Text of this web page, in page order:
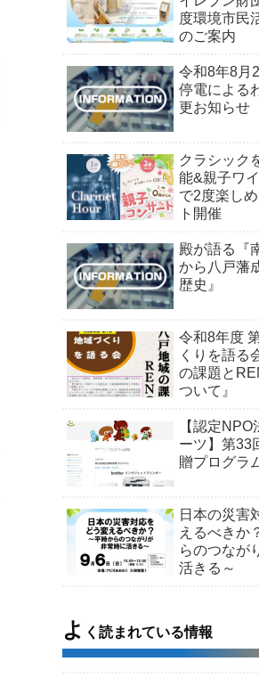
度環境市民
のご案内
令和8年8月
停電による
更お知らせ
クラシック
能&親子ワ
で2度楽し
ト開催
殿が語る『
から八戸藩
歴史』
令和8年度
くりを語る
の課題と
ついて』
【認定
ーツ】第33
贈プログラ
日本の災害
えるべきか
らのつなが
活きる～
よ く読まれている情報